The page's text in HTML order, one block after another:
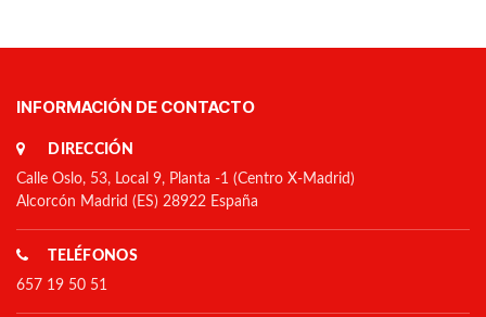
INFORMACIÓN DE CONTACTO
DIRECCIÓN
Calle Oslo, 53, Local 9, Planta -1 (Centro X-Madrid)
Alcorcón Madrid (ES) 28922 España
TELÉFONOS
657 19 50 51